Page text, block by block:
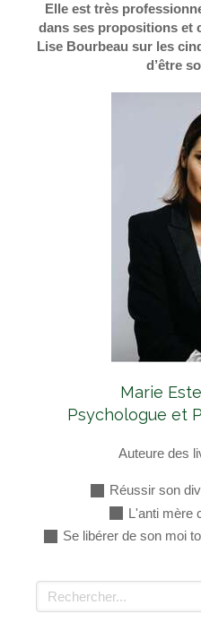
Elle est très
dans ses propositions et
Lise Bourbeau sur les
d’être
Marie
Psychologue et
Auteure des
Réussir son
L'anti mère
Se libérer de son moi
Rechercher